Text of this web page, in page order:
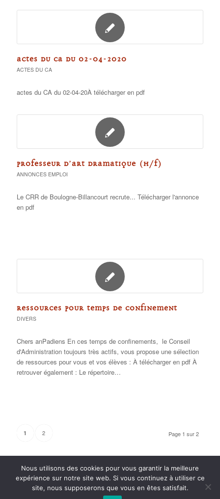
ACTES DU CA DU 02-04-2020
ACTES DU CA
actes du CA du 02-04-20À télécharger en pdf
PROFESSEUR D’ART DRAMATIQUE (H/F)
ANNONCES EMPLOI
Le CRR de Boulogne-Billancourt recrute... Télécharger l'annonce
en pdf
RESSOURCES POUR TEMPS DE CONFINEMENT
DIVERS
Chers anPadiens En ces temps de confinements, le Conseil
d'Administration toujours très actifs, vous propose une sélection
de ressources pour vous et vos élèves : À télécharger en pdf À
retrouver également : Le répertoire…
Page 1 sur 2
1 2
Nous utilisons des cookies pour vous garantir la meilleure
expérience sur notre site web. Si vous continuez à utiliser ce
site, nous supposerons que vous en êtes satisfait.